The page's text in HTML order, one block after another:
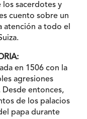
los sacerdotes y
cuento sobre un
atención a todo el
en 1506 con la
agresiones
Desde entonces,
de los palacios
papa durante